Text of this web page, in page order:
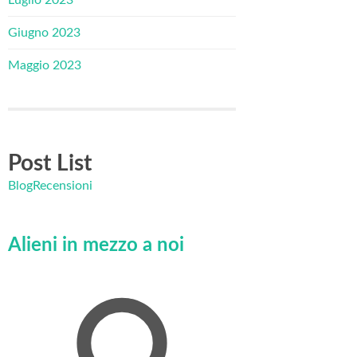
Giugno 2023
Maggio 2023
Post List
BlogRecensioni
Alieni in mezzo a noi